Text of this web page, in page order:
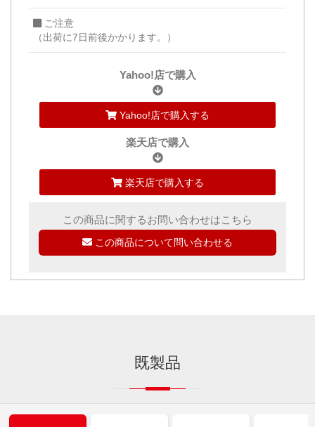
ご注意
（出荷に7日前後かかります。）
Yahoo!店で購入
Yahoo!店で購入する
楽天店で購入
楽天店で購入する
この商品に関するお問い合わせはこちら
この商品について問い合わせる
既製品